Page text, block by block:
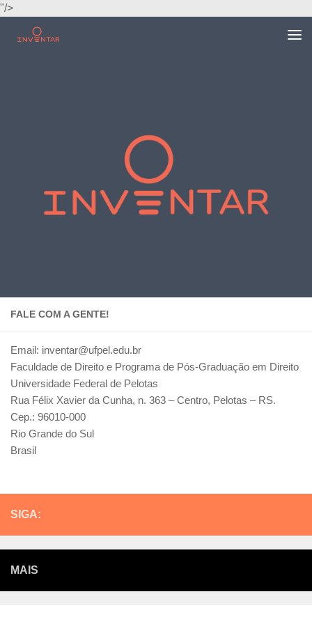
"/>
Skip to content
FALE COM A GENTE!
Email: inventar@ufpel.edu.br
Faculdade de Direito e Programa de Pós-Graduação em Direito
Universidade Federal de Pelotas
Rua Félix Xavier da Cunha, n. 363 – Centro, Pelotas – RS.
Cep.: 96010-000
Rio Grande do Sul
Brasil
SIGA:
MAIS